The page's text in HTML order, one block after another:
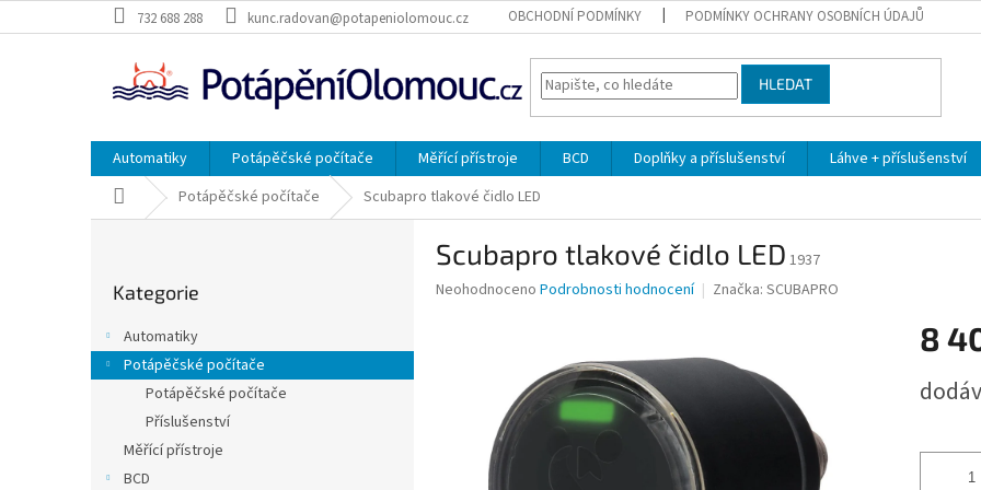
na
732 688 288 kunc.radovan@potapeniolomouc.cz OBCHODNÍ PODMÍNKY PODMÍNKY OCHRANY OSOBNÍCH ÚDAJŮ
HLEDAT
Automatiky Potápěčské počítače Měřící přístroje BCD Doplňky a příslušenství Láhve + příslušenství
Domů Potápěčské počítače Scubapro tlakové čidlo LED
a
n
kategorie
Kategorie
Automatiky
Potápěčské počítače
Potápěčské počítače
Příslušenství
Měřící přístroje
BCD
Scubapro tlakové čidlo LED 1937
Průměrné
hvězdiček.
Neohodnoceno Podrobnosti hodnocení Značka: SCUBAPRO
8
cena: